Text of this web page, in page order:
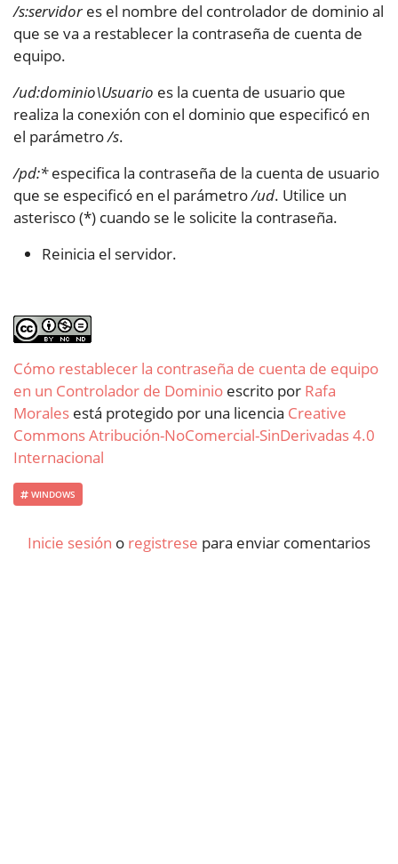
/s:servidores el nombre del controlador de dominio al
que se va a restablecer la contraseña de cuenta de
equipo.
/ud:dominio\Usuario es la cuenta de usuario que
realiza la conexión con el dominio que especificó en
el parámetro/s.
/pd:*especifica la contraseña de la cuenta de usuario
que se especificó en el parámetro/ud. Utilice un
asterisco (*) cuando se le solicite la contraseña.
Reinicia el servidor.
Cómo restablecer la contraseña de cuenta de equipo
en un Controlador de Dominio escrito por Rafa
Morales está protegido por una licencia Creative
Commons Atribución-NoComercial-SinDerivadas 4.0
Internacional
WINDOWS
Inicie sesión o registrese para enviar comentarios